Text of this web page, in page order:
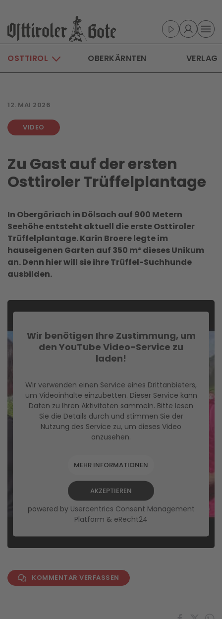
Skip to main content
OSTTIROL OBERKÄRNTEN VERLAG
12. MAI 2026
VIDEO
Zu Gast auf der ersten
Osttiroler Trüffelplantage
In Obergöriach in Dölsach auf 900 Metern
Seehöhe entsteht aktuell die erste Osttiroler
Trüffelplantage. Karin Broere legte im
hauseigenen Garten auf 350 m² dieses Unikum
an. Denn hier will sie ihre Trüffel-Suchhunde
ausbilden.
Wir benötigen Ihre Zustimmung, um
den YouTube Video-Service zu
laden!
Wir verwenden einen Service eines Drittanbieters,
um Videoinhalte einzubetten. Dieser Service kann
Daten zu Ihren Aktivitäten sammeln. Bitte lesen
Sie die Details durch und stimmen Sie der
Nutzung des Service zu, um dieses Video
anzusehen.
MEHR INFORMATIONEN
AKZEPTIEREN
powered by Usercentrics Consent Management
Platform & eRecht24
KOMMENTAR VERFASSEN